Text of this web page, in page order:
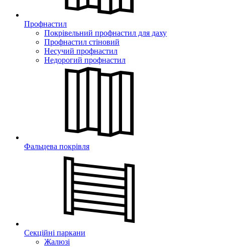
Профнастил
Покрівельний профнастил для даху
Профнастил стіновий
Несучий профнастил
Недорогий профнастил
Фальцева покрівля
Секційні паркани
Жалюзі